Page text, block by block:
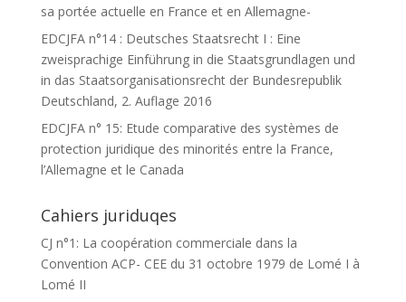
sa portée actuelle en France et en Allemagne-
EDCJFA n°14 : Deutsches Staatsrecht I : Eine
zweisprachige Einführung in die Staatsgrundlagen und
in das Staatsorganisationsrecht der Bundesrepublik
Deutschland, 2. Auflage 2016
EDCJFA n° 15: Etude comparative des systèmes de
protection juridique des minorités entre la France,
l’Allemagne et le Canada
Cahiers juriduqes
CJ n°1: La coopération commerciale dans la
Convention ACP- CEE du 31 octobre 1979 de Lomé I à
Lomé II